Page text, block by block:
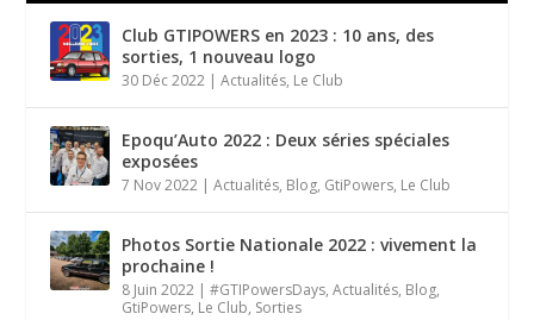
Club GTIPOWERS en 2023 : 10 ans, des
sorties, 1 nouveau logo
30 Déc 2022 |Actualités, Le Club
Epoqu’Auto 2022 : Deux séries spéciales
exposées
7 Nov 2022 |Actualités, Blog, GtiPowers, Le Club
Photos Sortie Nationale 2022 : vivement la
prochaine !
8 Juin 2022 |#GTIPowersDays,Actualités, Blog,
GtiPowers, Le Club, Sorties